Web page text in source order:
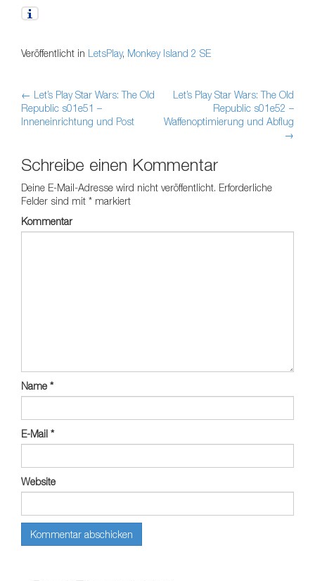
Veröffentlicht in LetsPlay, Monkey Island 2 SE
Artikel-Navigation
← Let’s Play Star Wars: The Old
Republic s01e51 –
Inneneinrichtung und Post
Let’s Play Star Wars: The Old
Republic s01e52 –
Waffenoptimierung und Abflug
→
Schreibe einen Kommentar
Deine E-Mail-Adresse wird nicht veröffentlicht. Erforderliche
Felder sind mit * markiert
Kommentar
Name *
E-Mail *
Website